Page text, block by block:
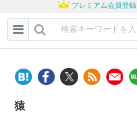
プレミアム会員登録
猿